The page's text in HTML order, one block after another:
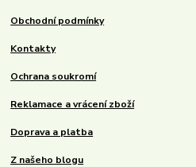
Obchodní podmínky
Kontakty
Ochrana soukromí
Reklamace a vrácení zboží
Doprava a platba
Z našeho blogu